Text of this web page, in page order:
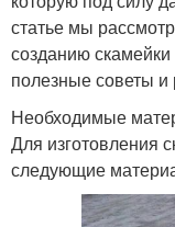
статье мы
созданию
полезные советы
Необходимые
Для изготовления
следующие